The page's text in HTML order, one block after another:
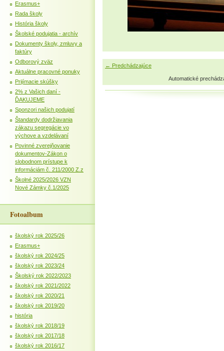
← Predchádzajúce
Automatické
Erasmus+
Rada školy
História školy
Školské podujatia - archív
Dokumenty školy, zmluvy a
faktúry
Odborový zväz
Aktuálne pracovné ponuky
Prijímacie skúšky
2% z Vašich daní -
ĎAKUJEME
Sponzori našich podujatí
Štandardy dodržiavania
zákazu segregácie vo
výchove a vzdelávaní
Povinné zverejňovanie
dokumentov-Zákon o
slobodnom prístupe k
informáciám č. 211/2000 Z.z
Školné 2025/2026 VZN
Nové Zámky č.1/2025
Fotoalbum
školský rok 2025/26
Erasmus+
školský rok 2024/25
školský rok 2023/24
Školský rok 2022/2023
školský rok 2021/2022
školský rok 2020/21
školský rok 2019/20
história
školský rok 2018/19
školský rok 2017/18
školský rok 2016/17